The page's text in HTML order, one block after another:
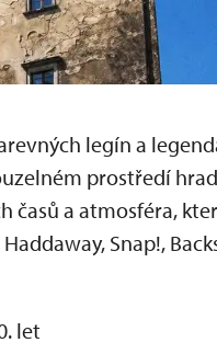
legín a
prostředí
časů a atmosféra,
Snap!,
let